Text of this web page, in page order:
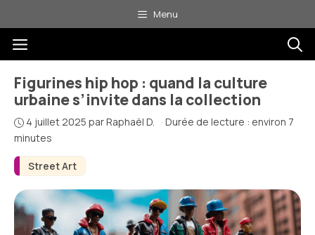
au
contenu
Menu
Menu
Street Art
Figurines hip hop : quand la culture
urbaine s’invite dans la collection
4 juillet 2025 parRaphaël D. · Durée de lecture : environ 7
minutes